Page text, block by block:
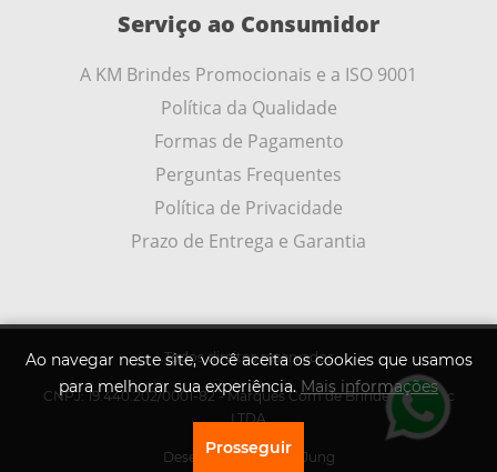
Ao navegar neste site, você aceita os cookies que usamos
para melhorar sua experiência. Mais informações
Prosseguir
Serviço ao Consumidor
A KM Brindes Promocionais e a ISO 9001
Política da Qualidade
Formas de Pagamento
Perguntas Frequentes
Política de Privacidade
Prazo de Entrega e Garantia
Todos direitos reservados
CNPJ: 19.440.202/0001-82 - Marques Com de Brindes Promoc
LTDA
Desenvolvido porA .Jung